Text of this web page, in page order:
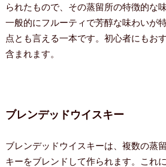
られたもので、その蒸留所の特徴的な
一般的にフルーティで芳醇な味わいが
点とも言える一本です。初心者にもお
含まれます。
ブレンデッドウイスキー
ブレンデッドウイスキーは、複数の蒸
キーをブレンドして作られます。これ